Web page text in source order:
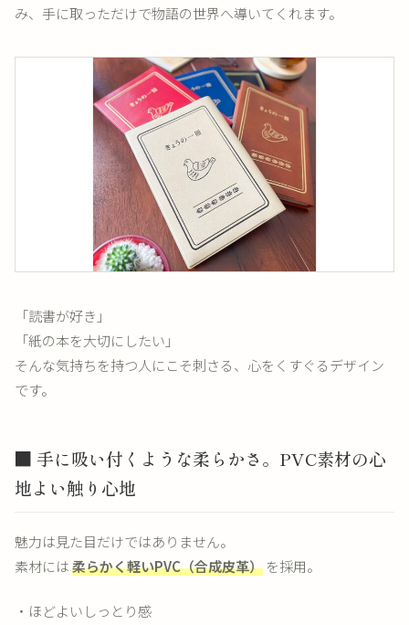
み、手に取っただけで物語の世界へ導いてくれます。
「読書が好き」
「紙の本を大切にしたい」
そんな気持ちを持つ人にこそ刺さる、心をくすぐるデザイン
です。
■ 手に吸い付くような柔らかさ。PVC素材の心
地よい触り心地
魅力は見た目だけではありません。
素材には柔らかく軽いPVC（合成皮革） を採用。
・ほどよいしっとり感